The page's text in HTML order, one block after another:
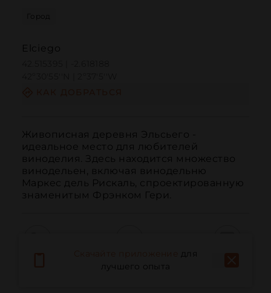
Город
Elciego
Живописная деревня Эльсьего -
идеальное место для любителей
виноделия. Здесь находится множество
винодельен, включая винодельню
Маркес дель Рискаль, спроектированную
знаменитым Фрэнком Гери.
Электронная почта
для
лучшего опыта